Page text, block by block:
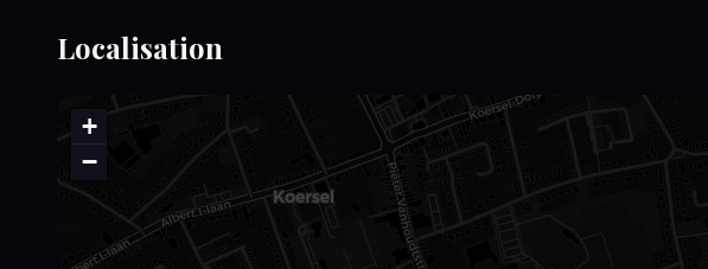
Localisation
+
−